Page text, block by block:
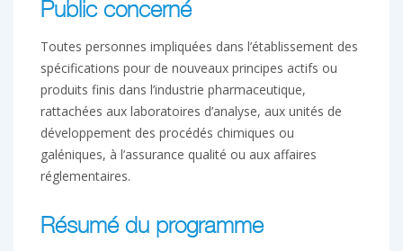
Public concerné
Toutes personnes impliquées dans l’établissement des
spécifications pour de nouveaux principes actifs ou
produits finis dans l’industrie pharmaceutique,
rattachées aux laboratoires d’analyse, aux unités de
développement des procédés chimiques ou
galéniques, à l’assurance qualité ou aux affaires
réglementaires.
Résumé du programme